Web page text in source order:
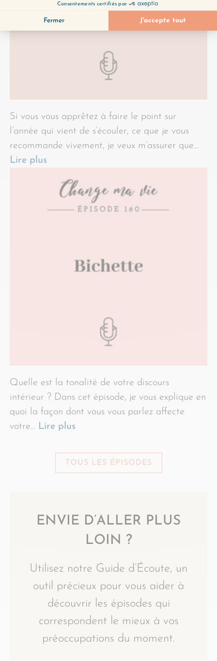
Si vous vous apprêtez à faire le point sur
l’année qui vient de s’écouler, ce que je vous
recommande vivement, je veux m’assurer que…
Lire plus
Quelle est la tonalité de votre discours
intérieur ? Dans cet épisode, je vous explique en
quoi la façon dont vous vous parlez affecte
votre… Lire plus
TOUS LES ÉPISODES
ENVIE D’ALLER PLUS
LOIN ?
Utilisez notre Guide d’Écoute, un
outil précieux pour vous aider à
découvrir les épisodes qui
correspondent le mieux à vos
préoccupations du moment.